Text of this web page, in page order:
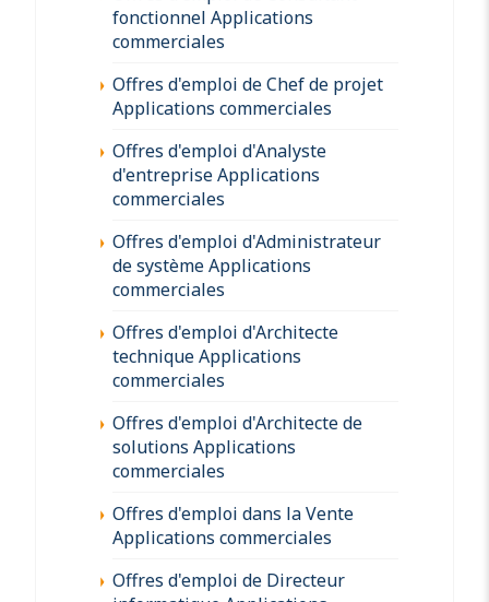
fonctionnel Applications
commerciales
Offres d'emploi de Chef de projet
Applications commerciales
Offres d'emploi d'Analyste
d'entreprise Applications
commerciales
Offres d'emploi d'Administrateur
de système Applications
commerciales
Offres d'emploi d'Architecte
technique Applications
commerciales
Offres d'emploi d'Architecte de
solutions Applications
commerciales
Offres d'emploi dans la Vente
Applications commerciales
Offres d'emploi de Directeur